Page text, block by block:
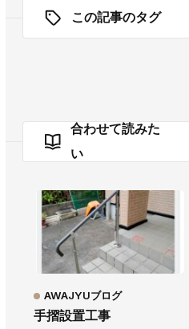
この記事のタグ
合わせて読みた
い
手摺設置工事
AWAJYUブログ